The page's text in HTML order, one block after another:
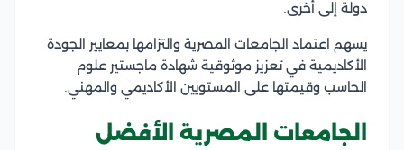
دولة إلى أخرى.
يسهم اعتماد الجامعات المصرية والتزامها بمعايير الجودة
الأكاديمية في تعزيز موثوقية شهادة ماجستير علوم
الحاسب وقيمتها على المستويين الأكاديمي والمهني.
الجامعات المصرية الأفضل